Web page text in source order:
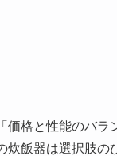
価格と性能のバラ
炊飯器は選択肢の